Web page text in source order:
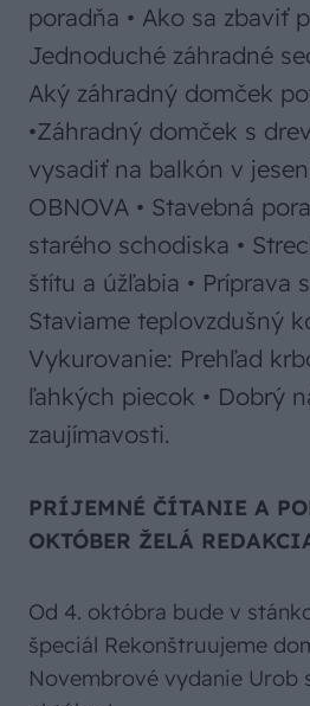
poradňa • Ako sa zbaviť
Jednoduché záhradné
Aký záhradný domček
•Záhradný domček s
vysadiť na balkón v
OBNOVA • Stavebná
starého schodiska •
štítu a úžľabia • Príprava
Staviame teplovzdušný
Vykurovanie: Prehľad
ľahkých piecok • Dobrý
zaujímavosti.
PRÍJEMNÉ ČÍTANIE A
OKTÓBER ŽELÁ
Od 4. októbra bude v
špeciál Rekonštruujeme
Novembrové vydanie Urob